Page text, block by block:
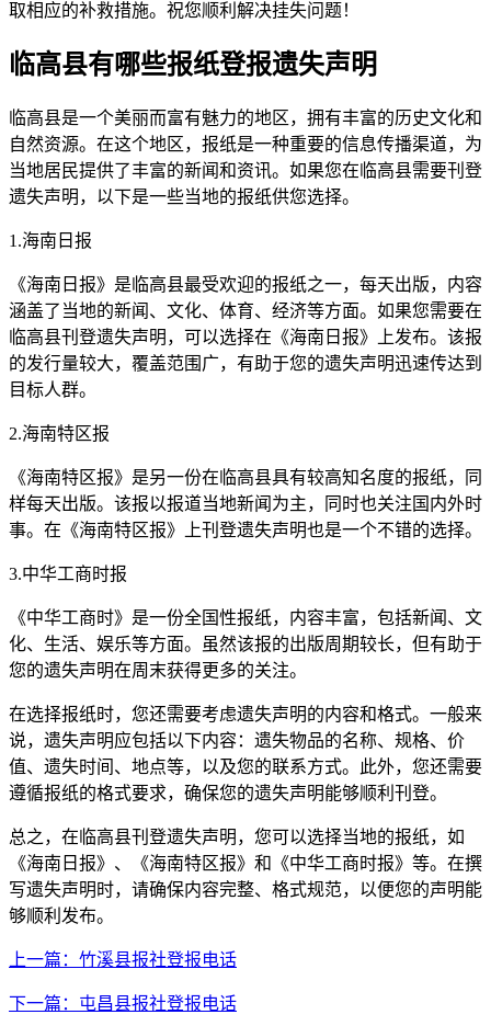
取相应的补救措施。祝您顺利解决挂失问题！
临高县有哪些报纸登报遗失声明
临高县是一个美丽而富有魅力的地区，拥有丰富的历史文化和
自然资源。在这个地区，报纸是一种重要的信息传播渠道，为
当地居民提供了丰富的新闻和资讯。如果您在临高县需要刊登
遗失声明，以下是一些当地的报纸供您选择。
1.海南日报
《海南日报》是临高县最受欢迎的报纸之一，每天出版，内容
涵盖了当地的新闻、文化、体育、经济等方面。如果您需要在
临高县刊登遗失声明，可以选择在《海南日报》上发布。该报
的发行量较大，覆盖范围广，有助于您的遗失声明迅速传达到
目标人群。
2.海南特区报
《海南特区报》是另一份在临高县具有较高知名度的报纸，同
样每天出版。该报以报道当地新闻为主，同时也关注国内外时
事。在《海南特区报》上刊登遗失声明也是一个不错的选择。
3.中华工商时报
《中华工商时》是一份全国性报纸，内容丰富，包括新闻、文
化、生活、娱乐等方面。虽然该报的出版周期较长，但有助于
您的遗失声明在周末获得更多的关注。
在选择报纸时，您还需要考虑遗失声明的内容和格式。一般来
说，遗失声明应包括以下内容：遗失物品的名称、规格、价
值、遗失时间、地点等，以及您的联系方式。此外，您还需要
遵循报纸的格式要求，确保您的遗失声明能够顺利刊登。
总之，在临高县刊登遗失声明，您可以选择当地的报纸，如
《海南日报》、《海南特区报》和《中华工商时报》等。在撰
写遗失声明时，请确保内容完整、格式规范，以便您的声明能
够顺利发布。
上一篇：竹溪县报社登报电话
下一篇：屯昌县报社登报电话